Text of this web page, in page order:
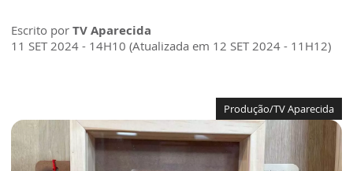
Escrito por TV Aparecida
11 SET 2024 - 14H10 (Atualizada em 12 SET 2024 - 11H12)
Produção/TV Aparecida